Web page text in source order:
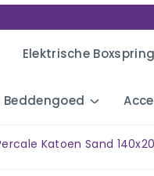
Elektrische Boxspring
Beddengoed
Katoen Sand